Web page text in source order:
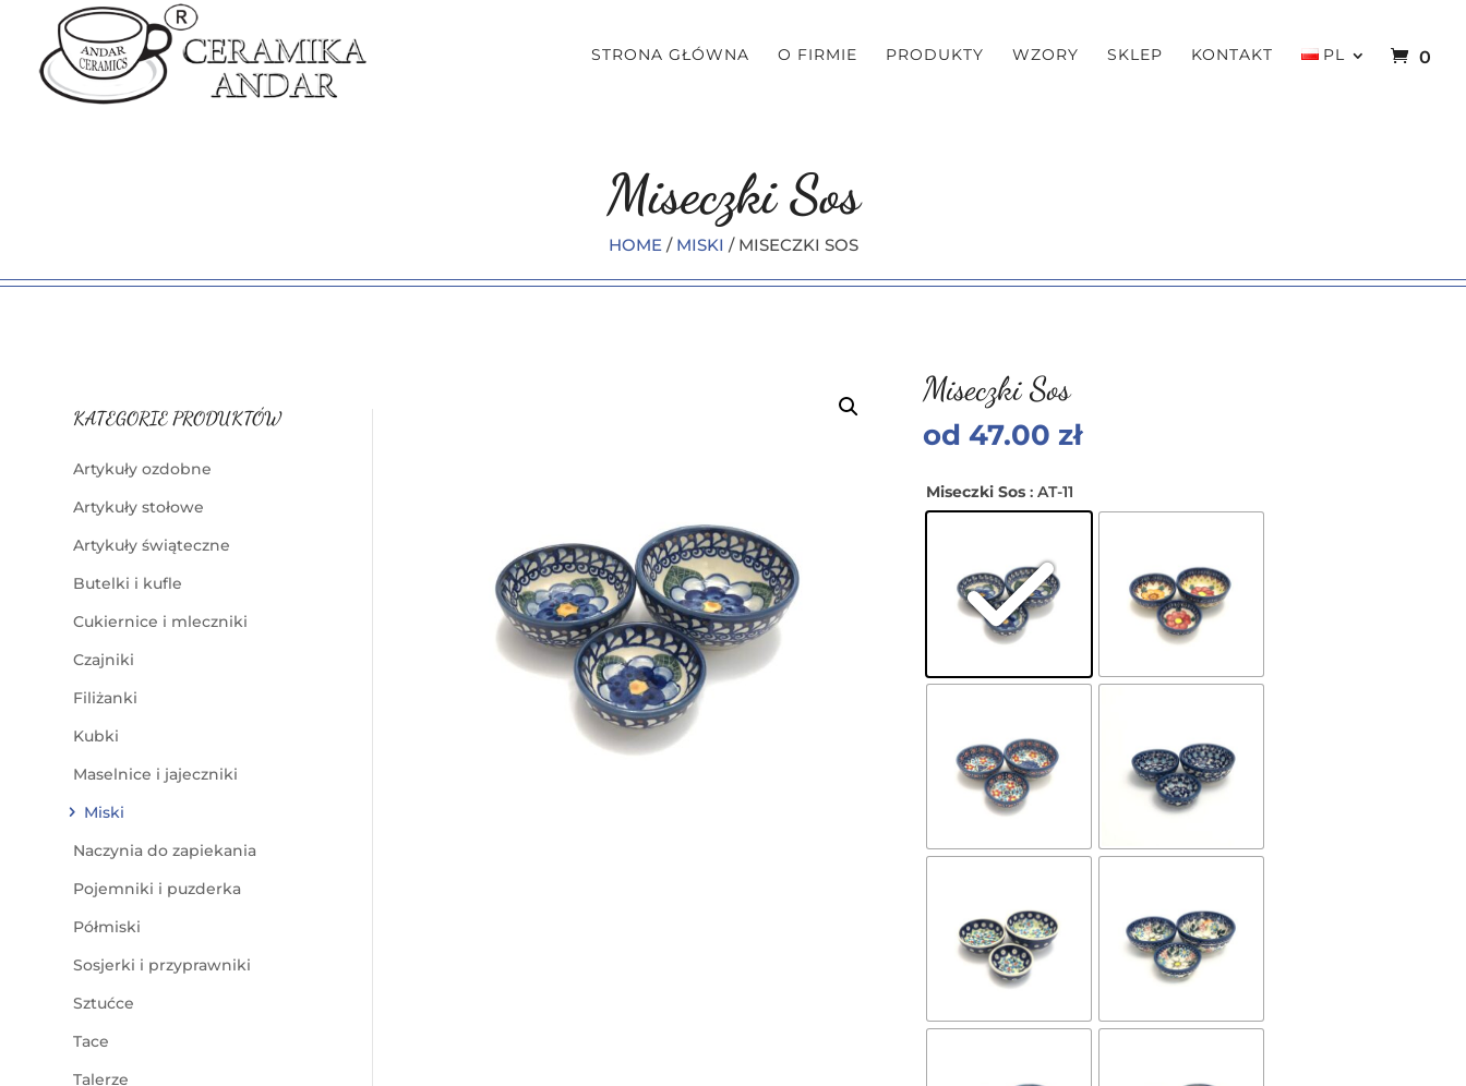
STRONA GŁÓWNA O FIRMIE PRODUKTY WZORY SKLEP KONTAKT PL 0
Miseczki Sos
HOME/ MISKI / MISECZKI SOS
KATEGORIE PRODUKTÓW
Artykuły ozdobne
Artykuły stołowe
Artykuły świąteczne
Butelki i kufle
Cukiernice i mleczniki
Czajniki
Filiżanki
Kubki
Maselnice i jajeczniki
Miski
Naczynia do zapiekania
Pojemniki i puzderka
Półmiski
Sosjerki i przyprawniki
Sztućce
Tace
Talerze
Miseczki Sos
od 47.00 zł
Miseczki Sos : AT-11